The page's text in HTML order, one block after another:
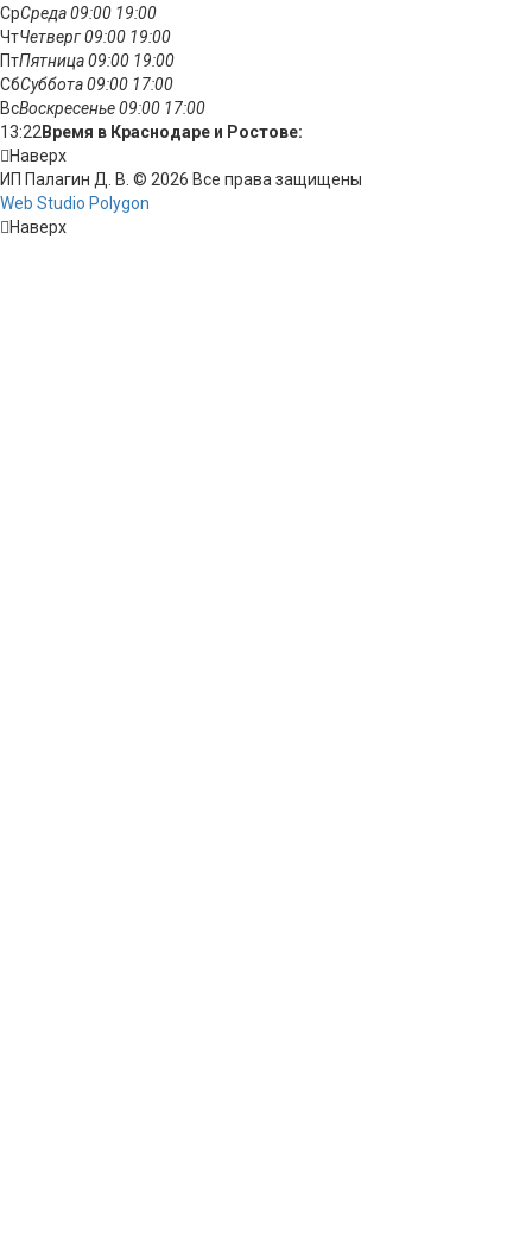
СрСреда09:00 19:00
ЧтЧетверг09:00 19:00
ПтПятница09:00 19:00
СбСуббота09:00 17:00
ВсВоскресенье09:00 17:00
13:22 Время в Краснодаре и Ростове:
Наверх
ИП Палагин Д. В. © 2026 Все права защищены
Web Studio Polygon
Наверх